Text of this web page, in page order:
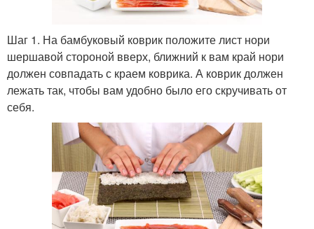
Шаг 1. На бамбуковый коврик положите лист нори
шершавой стороной вверх, ближний к вам край нори
должен совпадать с краем коврика. А коврик должен
лежать так, чтобы вам удобно было его скручивать от
себя.